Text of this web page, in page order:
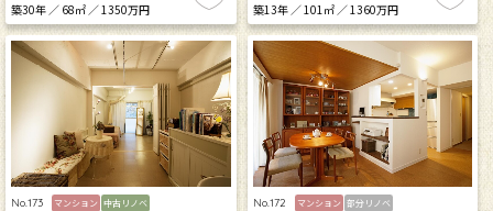
築30年 ／ 68㎡ ／ 1350万円 築13年 ／ 101㎡ ／ 1360万円
No.173 マンション 中古リノベ No.172 マンション 部分リノベ